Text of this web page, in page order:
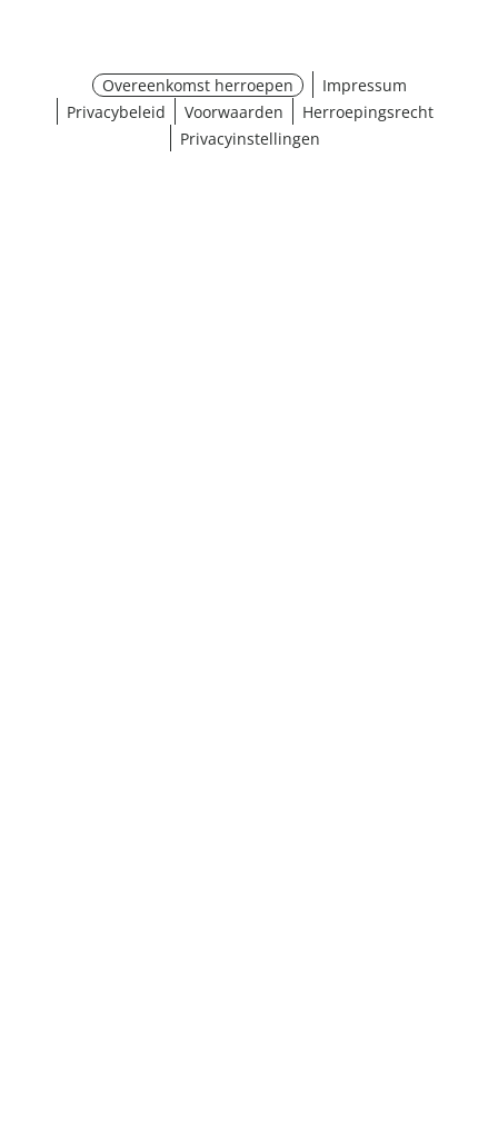
Overeenkomst herroepen
Impressum
Privacybeleid
Voorwaarden
Herroepingsrecht
Privacyinstellingen